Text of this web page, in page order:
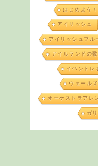
はじめよう
アイリッシュ
アイリッシュフル
アイルランドの
イベントレ
ウェールズ
オーケストラアレ
ガ